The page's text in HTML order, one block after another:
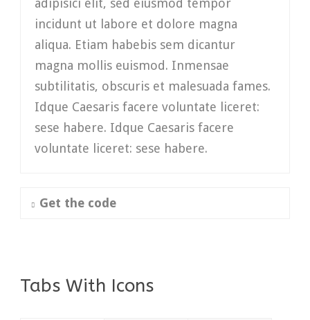
adipisici elit, sed eiusmod tempor
incidunt ut labore et dolore magna
aliqua. Etiam habebis sem dicantur
magna mollis euismod. Inmensae
subtilitatis, obscuris et malesuada fames.
Idque Caesaris facere voluntate liceret:
sese habere. Idque Caesaris facere
voluntate liceret: sese habere.
Get the code
Tabs With Icons